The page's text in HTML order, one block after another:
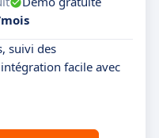
suivi des
facile avec